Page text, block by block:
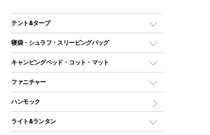
テント&タープ
テント
ツールームテント
ワンポールテント
シェルターテント
ソロテント
寝袋・シュラフ・スリーピングバッグ
レクタングラー型（封筒型）シュラフ
インナーシュラフ
キャンピングベッド・コット・マット
キャンピングベッド・コット
インフレータブルマット
ファニチャー
アウトドアテーブル
レジャーシート
ハンモック
ライト&ランタン